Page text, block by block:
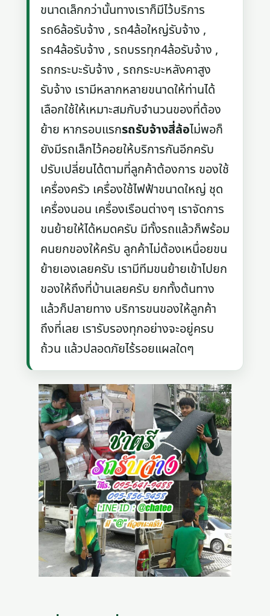
ขนาดเล็กกว่านั้นทางเราก็มีไว้บริการ
รถ6ล้อรับจ้าง , รถ4ล้อใหญ่รับจ้าง ,
รถ4ล้อรับจ้าง , รถบรรทุก4ล้อรับจ้าง ,
รถกระบะรับจ้าง , รถกระบะหลังคาสูง
รับจ้าง เรามีหลากหลายขนาดให้ท่านได้
เลือกใช้ให้เหมาะสมกับจำนวนของที่ต้อง
ย้าย หากรอบแรกรถรับจ้างสี่ล้อไม่พอก็
ยังมีรถเล็กไว้คอยให้บริการกันอีกครับ
ปรับเปลี่ยนได้ตามที่ลูกค้าต้องการ ของใช้
เครื่องครัว เครื่องใช้ไฟฟ้าขนาดใหญ่ ชุด
เครื่องนอน เครื่องเรือนต่างๆ เราจัดการ
ขนย้ายให้ได้หมดครับ มีทั้งรถแล้วก็พร้อม
คนยกของให้ครับ ลูกค้าไม่ต้องเหนื่อยขน
ย้ายเองเลยครับ เรามีทีมขนย้ายเข้าไปยก
ของให้ถึงที่บ้านเลยครับ ยกทั้งต้นทาง
แล้วก็ปลายทาง บริการขนของให้ลูกค้า
ถึงที่เลย เรารับรองทุกอย่างจะอยู่ครบ
ถ้วน แล้วปลอดภัยไร้รอยแผลใดๆ